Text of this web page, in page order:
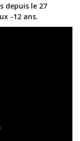
depuis le 27
-12 ans.